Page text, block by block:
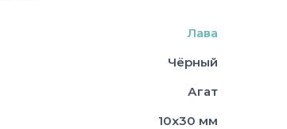
Лава
Чёрный
Агат
10х30 мм